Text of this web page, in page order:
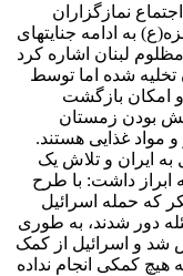
نمازگزاران
به ادامه جنایتهای
لبنان اشاره کرد
تخلیه شده اما توسط
امکان بازگشت
بودن زمستان
و مواد غذایی هستند.
به ایران و تلاش یک
ابراز داشت: با طرح
که حمله اسرائیل
دور شدند، به طوری
شد و اسرائیل از کمک
هیچ کمکی انجام نداده